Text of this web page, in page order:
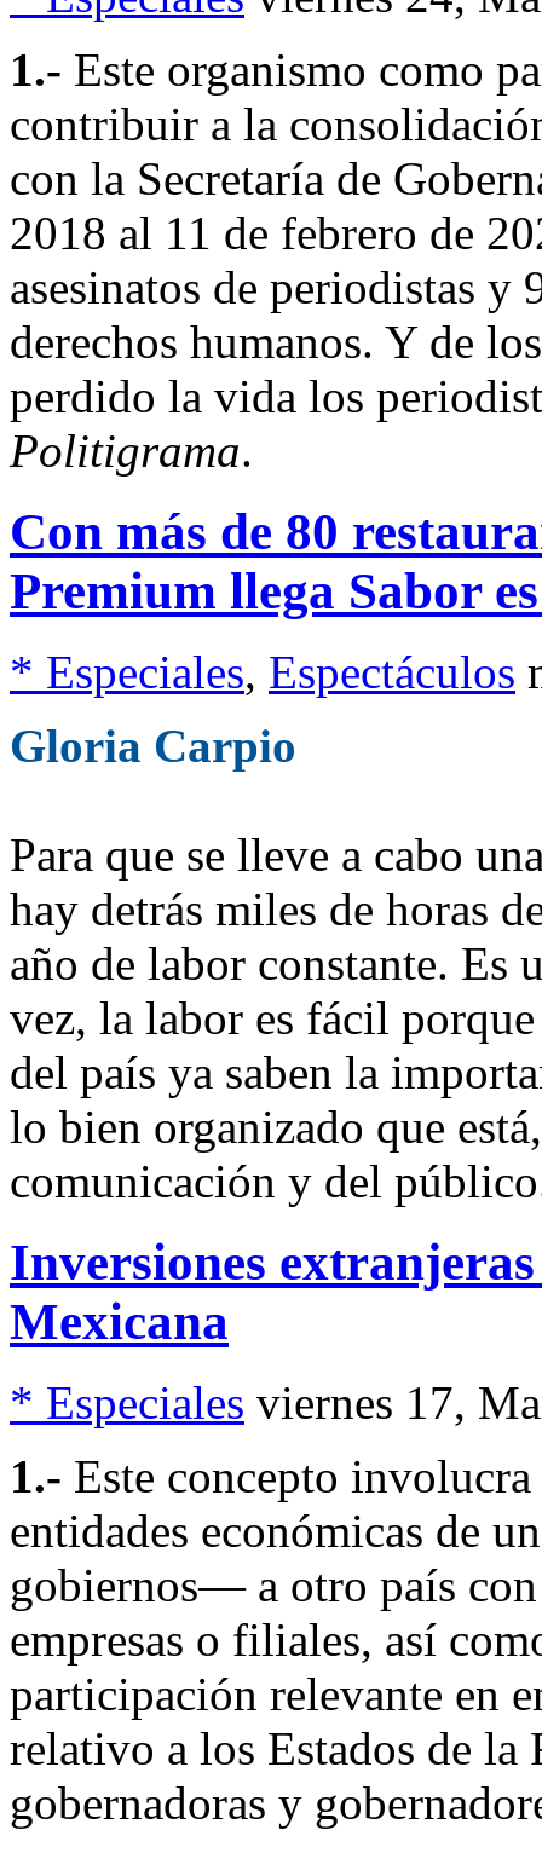
1.- Este organismo como
contribuir a la
con la Secretaría de
2018 al 11 de febrero de
asesinatos de periodistas y
derechos humanos. Y de
perdido la vida los
Politigrama.
Con más de 80
Premium llega Sabor
* Especiales, Espectáculos
Gloria Carpio
Para que se lleve a cabo
hay detrás miles de horas
año de labor constante. Es
vez, la labor es fácil
del país ya saben la
lo bien organizado que
comunicación y del
Inversiones
Mexicana
* Especiales viernes 17,
1.- Este concepto
entidades económicas de
gobiernos— a otro país
empresas o filiales, así
participación relevante en
relativo a los Estados de
gobernadoras y